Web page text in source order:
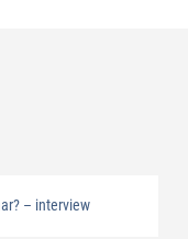
– interview